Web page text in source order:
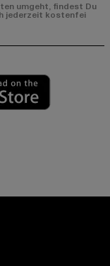
umgeht, findest Du
jederzeit kostenfei